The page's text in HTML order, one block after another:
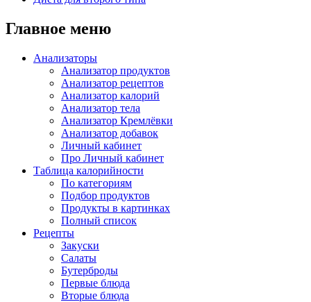
Главное меню
Анализаторы
Анализатор продуктов
Анализатор рецептов
Анализатор калорий
Анализатор тела
Анализатор Кремлёвки
Анализатор добавок
Личный кабинет
Про Личный кабинет
Таблица калорийности
По категориям
Подбор продуктов
Продукты в картинках
Полный список
Рецепты
Закуски
Салаты
Бутерброды
Первые блюда
Вторые блюда